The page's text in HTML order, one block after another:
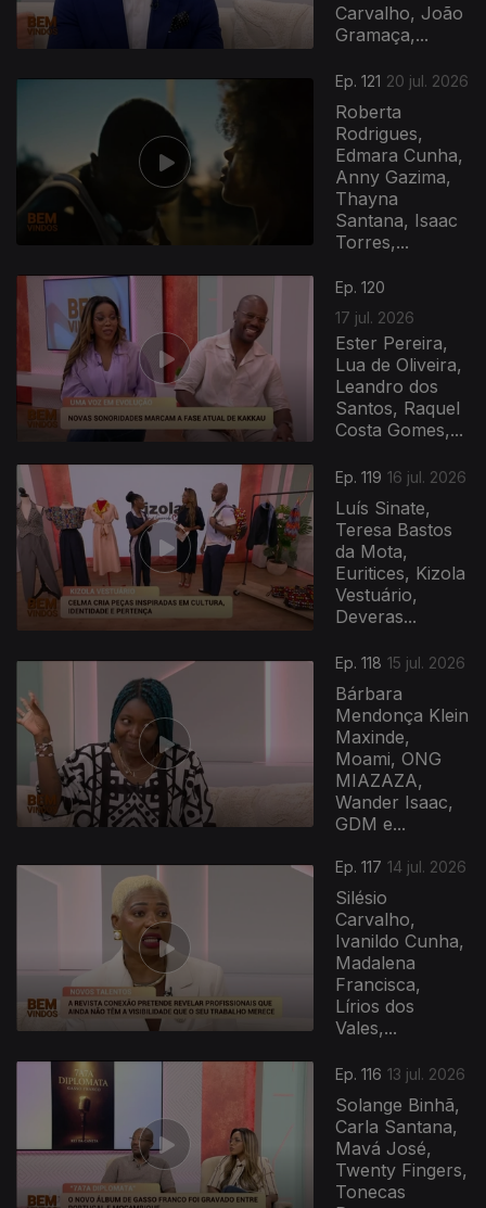
Carvalho, João
Gramaça,...
Ep. 121 20 jul. 2026
Roberta
Rodrigues,
Edmara Cunha,
Anny Gazima,
Thayna
Santana, Isaac
Torres,...
Ep. 120
17 jul. 2026
Ester Pereira,
Lua de Oliveira,
Leandro dos
Santos, Raquel
Costa Gomes,...
Ep. 119 16 jul. 2026
Luís Sinate,
Teresa Bastos
da Mota,
Euritices, Kizola
Vestuário,
Deveras...
943045
Ep. 118 15 jul. 2026
Bárbara
Mendonça Klein
Maxinde,
Moami, ONG
MIAZAZA,
Wander Isaac,
GDM e...
Ep. 117 14 jul. 2026
Silésio
Carvalho,
Ivanildo Cunha,
Madalena
Francisca,
Lírios dos
Vales,...
Ep. 116 13 jul. 2026
Solange Binhã,
Carla Santana,
Mavá José,
Twenty Fingers,
Tonecas